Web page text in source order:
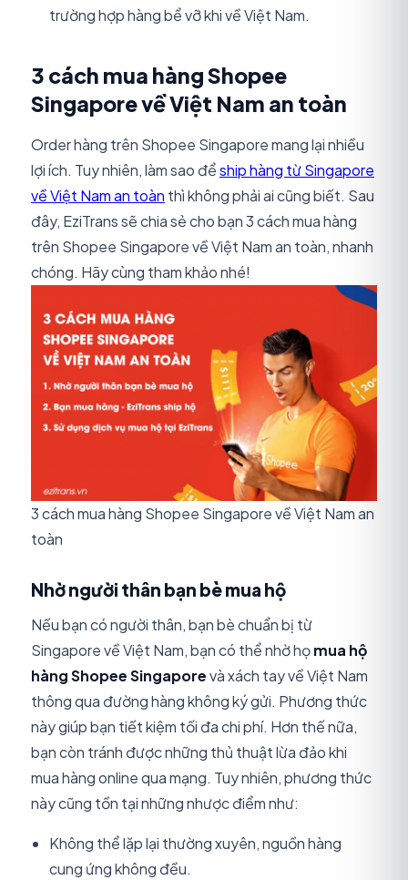
trường hợp hàng bể vỡ khi về Việt Nam.
3 cách mua hàng Shopee
Singapore về Việt Nam an toàn
Order hàng trên Shopee Singapore mang lại nhiều
lợi ích. Tuy nhiên, làm sao đểship hàng từ Singapore
về Việt Nam an toàn thì không phải ai cũng biết. Sau
đây, EziTrans sẽ chia sẻ cho bạn 3 cách mua hàng
trên Shopee Singapore về Việt Nam an toàn, nhanh
chóng. Hãy cùng tham khảo nhé!
3 cách mua hàng Shopee Singapore về Việt Nam an
toàn
Nhờ người thân bạn bè mua hộ
Nếu bạn có người thân, bạn bè chuẩn bị từ
Singapore về Việt Nam, bạn có thể nhờ họmua hộ
hàng Shopee Singaporevà xách tay về Việt Nam
thông qua đường hàng không ký gửi. Phương thức
này giúp bạn tiết kiệm tối đa chi phí. Hơn thế nữa,
bạn còn tránh được những thủ thuật lừa đảo khi
mua hàng online qua mạng. Tuy nhiên, phương thức
này cũng tồn tại những nhược điểm như:
Không thể lặp lại thường xuyên, nguồn hàng
cung ứng không đều.